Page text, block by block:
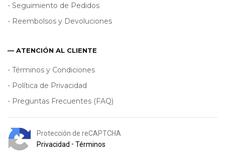
- Seguimiento de Pedidos
- Reembolsos y Devoluciones
— ATENCIÓN AL CLIENTE
- Términos y Condiciones
- Política de Privacidad
- Preguntas Frecuentes (FAQ)
Protección de reCAPTCHA
Privacidad • Términos